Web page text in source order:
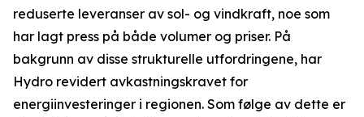
reduserte leveranser av sol- og vindkraft, noe som
har lagt press på både volumer og priser. På
bakgrunn av disse strukturelle utfordringene, har
Hydro revidert avkastningskravet for
energiinvesteringer i regionen. Som følge av dette er